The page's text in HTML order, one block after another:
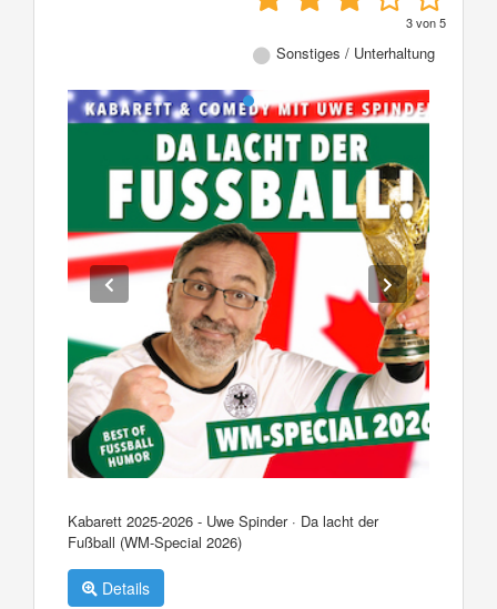
3von5
Sonstiges / Unterhaltung
Kabarett 2025-2026 - Uwe Spinder · Da lacht der
Fußball (WM-Special 2026)
Details